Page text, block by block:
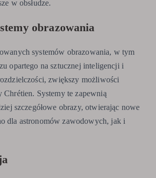
w obsłudze.
obrazowania
systemów obrazowania, w tym
opartego na sztucznej inteligencji i
zwiększy możliwości
Chrétien. Systemy te zapewnią
szczegółowe obrazy, otwierając nowe
dla astronomów zawodowych, jak i